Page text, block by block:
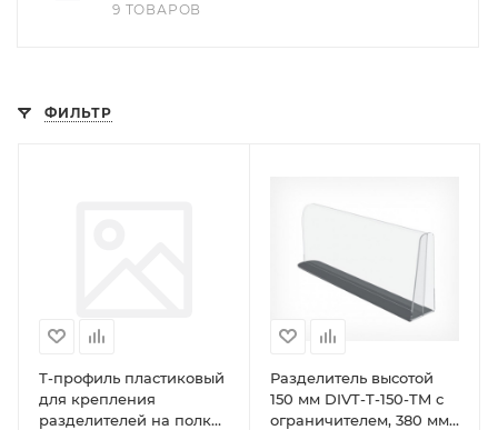
9 ТОВАРОВ
ФИЛЬТР
Т-профиль пластиковый
для крепления
разделителей на полке
Разделитель высотой
150 мм DIVT-T-150-TM с
ограничителем, 380 мм